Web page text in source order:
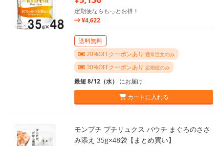
定期便ならもっとお得！
¥4,622
送料無料
20%OFFクーポンあり 通常注文のみ
30%OFFクーポンあり 定期便のみ
最短 8/12（水） にお届け
カートに入れる
モンプチ プチリュクス パウチ まぐろのささ
み添え 35g×48袋【まとめ買い】